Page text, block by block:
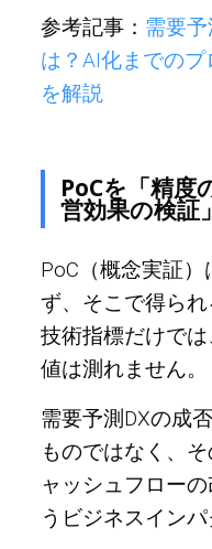
参考記事： 需要
は？AI化までの
を解説
PoCを「精度
営効果の検証
PoC（概念実証
ず、そこで得ら
技術指標だけで
値は測れません。
需要予測DXの成
ものではなく、
ャッシュフロー
うビジネスインパ